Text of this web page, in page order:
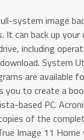
system image
It can back up
including
System
are available
you to create a
based PC.
of the
Image 11